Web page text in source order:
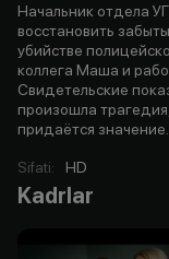
Начальник отдела
восстановить
убийстве
коллега Маша и
Свидетельские
произошла
придаётся значение.
Sifati: HD
Kadrlar